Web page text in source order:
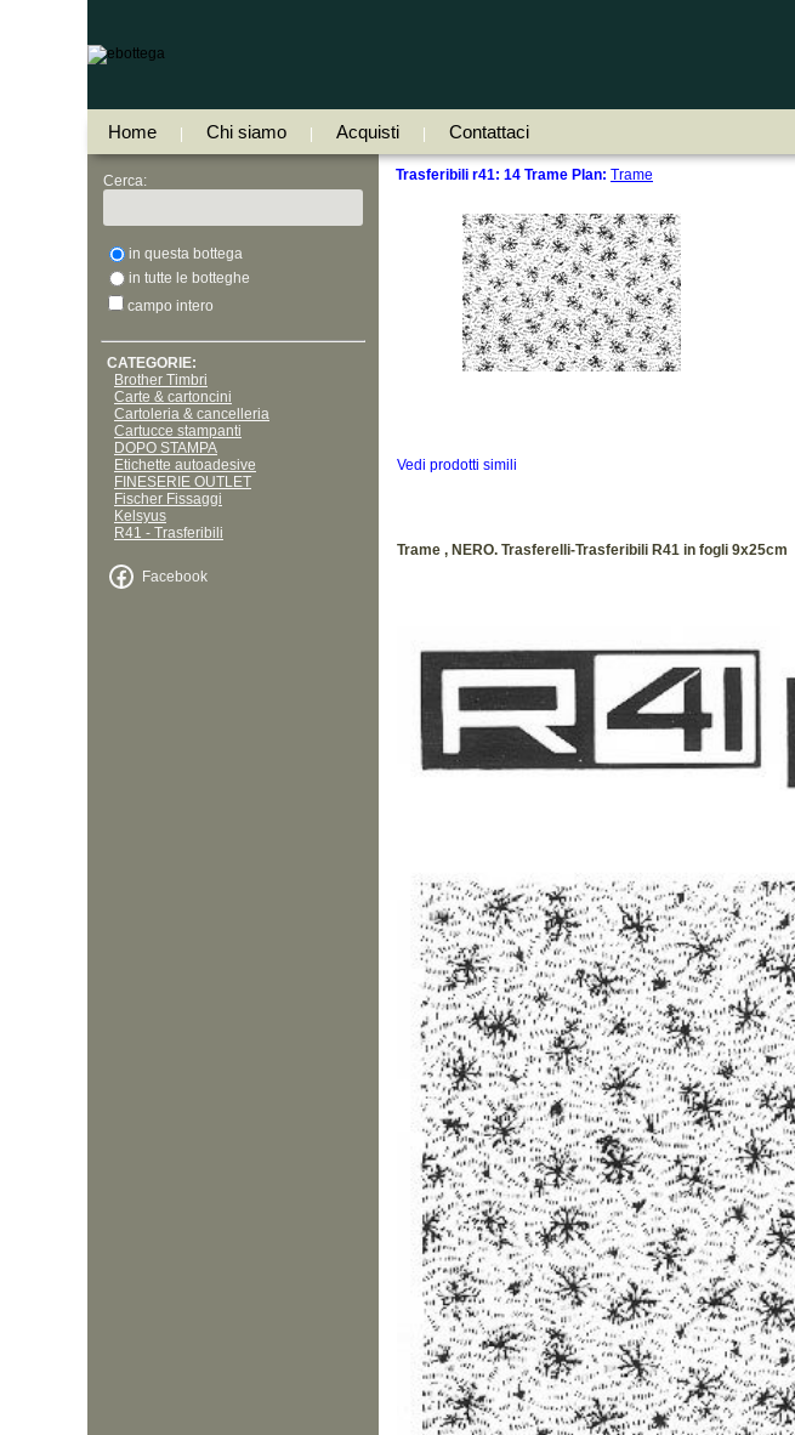
Home Chi siamo Acquisti Contattaci
Cerca:
in questa bottega
in tutte le botteghe
campo intero
CATEGORIE:
Brother Timbri
Carte & cartoncini
Cartoleria & cancelleria
Cartucce stampanti
DOPO STAMPA
Etichette autoadesive
FINESERIE OUTLET
Fischer Fissaggi
Kelsyus
R41 - Trasferibili
Facebook
Trasferibili r41: 14 Trame Plan: Trame
Vedi prodotti simili
Trame , NERO. Trasferelli-Trasferibili R41 in fogli 9x25cm